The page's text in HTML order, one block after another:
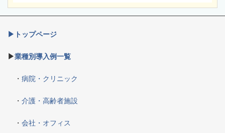
▶トップページ
▶業種別導入例一覧
・ 病院・クリニック
・ 介護・高齢者施設
・ 会社・オフィス